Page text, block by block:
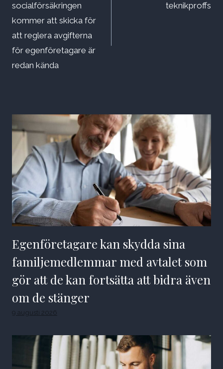
socialförsäkringen
kommer att skicka för
att reglera avgifterna
för egenföretagare är
redan kända
teknikproffs
Egenföretagare kan skydda sina
familjemedlemmar med avtalet som
gör att de kan fortsätta att bidra även
om de stänger
9 augusti 2026